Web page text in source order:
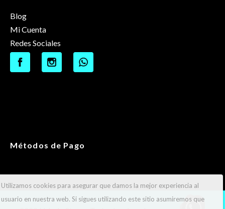
Blog
Mi Cuenta
Redes Sociales
Métodos de Pago
Utilizamos cookies para asegurar que damos la mejor experiencia al
usuario en nuestra web. Si sigues utilizando este sitio asumiremos que